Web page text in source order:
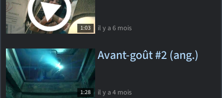
1:03 il y a 6 mois
1:28
Avant-goût #2 (ang.)
il y a 4 mois